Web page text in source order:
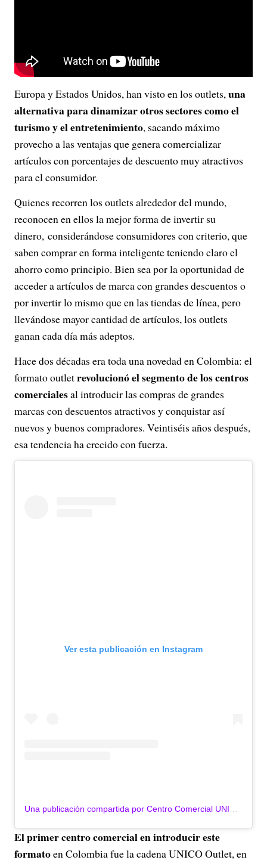
Europa y Estados Unidos, han visto en los outlets,una
alternativa para dinamizar otros sectores como el
turismo y el entretenimiento, sacando máximo
provecho a las ventajas que genera comercializar
artículos con porcentajes de descuento muy atractivos
para el consumidor.
Quienes recorren los outlets alrededor del mundo,
reconocen en ellos la mejor forma de invertir su
dinero, considerándose consumidores con criterio, que
saben comprar en forma inteligente teniendo claro el
ahorro como principio. Bien sea por la oportunidad de
acceder a artículos de marca con grandes descuentos o
por invertir lo mismo que en las tiendas de línea, pero
llevándose mayor cantidad de artículos, los outlets
ganan cada día más adeptos.
Hace dos décadas era toda una novedad en Colombia: el
formato outletrevolucionó el segmento de los centros
comercialesal introducir las compras de grandes
marcas con descuentos atractivos y conquistar así
nuevos y buenos compradores. Veintiséis años después,
esa tendencia ha crecido con fuerza.
Ver esta publicación en Instagram
El primer centro comercial en introducir este
formatoen Colombia fue la cadena UNICO Outlet, en